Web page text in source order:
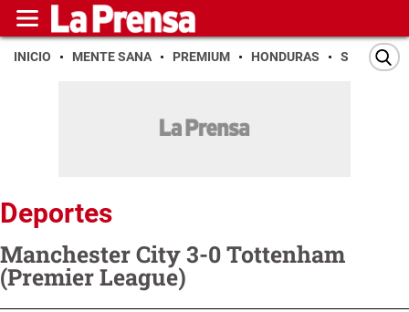
INICIO MENTE SANA PREMIUM HONDURAS SAN PEDRO
Deportes
Manchester City 3-0 Tottenham
(Premier League)